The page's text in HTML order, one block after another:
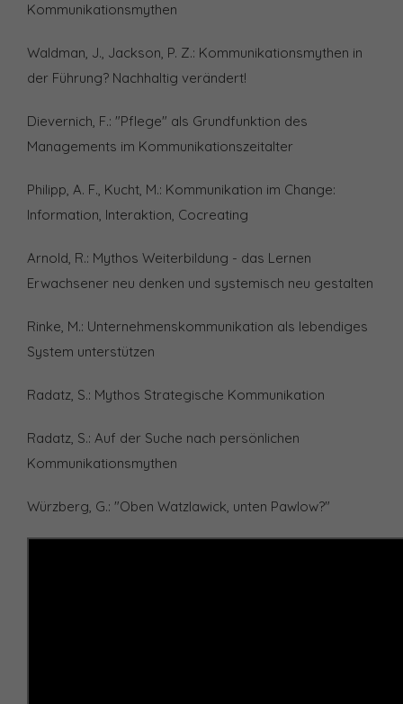
Kommunikationsmythen
Waldman, J., Jackson, P. Z.: Kommunikationsmythen in
der Führung? Nachhaltig verändert!
Dievernich, F.: "Pflege" als Grundfunktion des
Managements im Kommunikationszeitalter
Philipp, A. F., Kucht, M.: Kommunikation im Change:
Information, Interaktion, Cocreating
Arnold, R.: Mythos Weiterbildung - das Lernen
Erwachsener neu denken und systemisch neu gestalten
Rinke, M.: Unternehmenskommunikation als lebendiges
System unterstützen
Radatz, S.: Mythos Strategische Kommunikation
Radatz, S.: Auf der Suche nach persönlichen
Kommunikationsmythen
Würzberg, G.: "Oben Watzlawick, unten Pawlow?"